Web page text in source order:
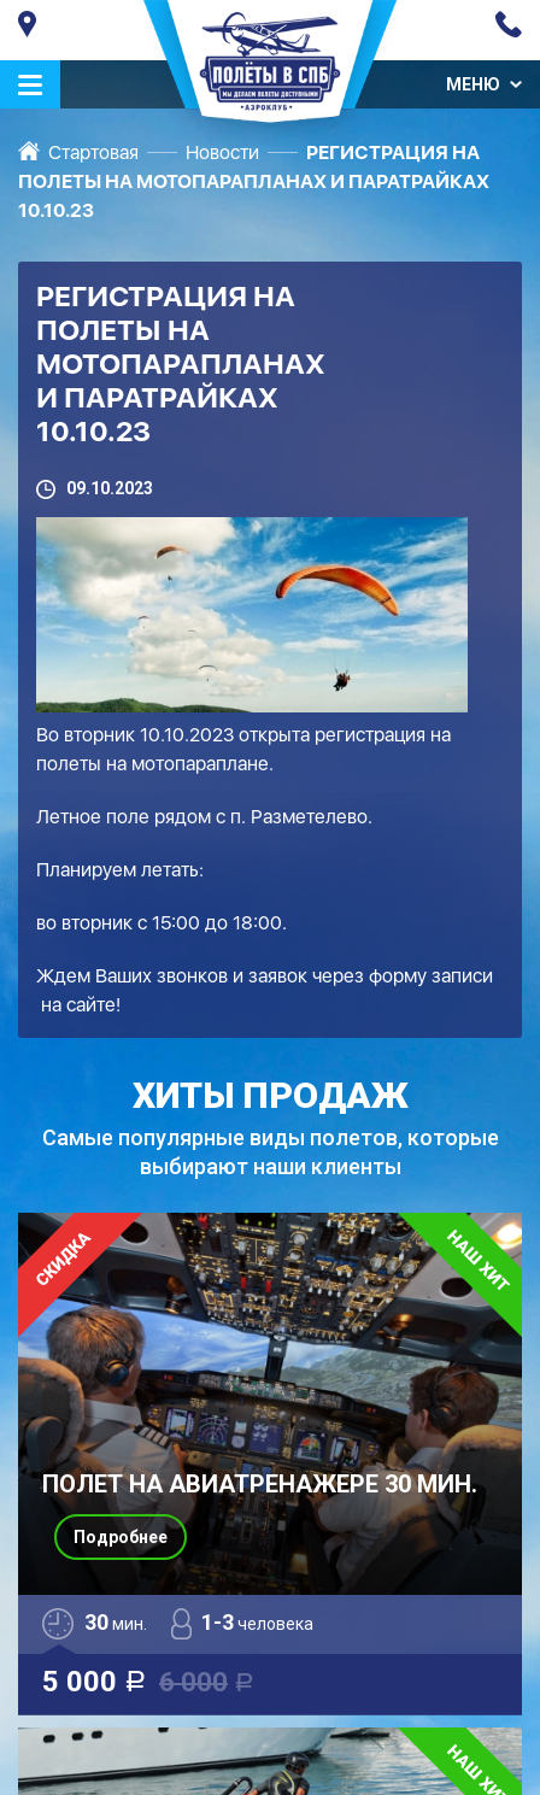
МЕНЮ
Стартовая Новости
РЕГИСТРАЦИЯ НА
ПОЛЕТЫ НА МОТОПАРАПЛАНАХ И ПАРАТРАЙКАХ
10.10.23
РЕГИСТРАЦИЯ НА
ПОЛЕТЫ НА
МОТОПАРАПЛАНАХ
И ПАРАТРАЙКАХ
10.10.23
09.10.2023
Во вторник 10.10.2023 открыта регистрация на
полеты на мотопараплане.
Летное поле рядом с п. Разметелево.
Планируем летать:
во вторник с 15:00 до 18:00.
Ждем Ваших звонков и заявок через форму записи
на сайте!
ХИТЫ ПРОДАЖ
Самые популярные виды полетов, которые
выбирают наши клиенты
ПОЛЕТ НА АВИАТРЕНАЖЕРЕ 30 МИН.
30мин. 1-3человека
5 000 a 6 000 a
Подробнее